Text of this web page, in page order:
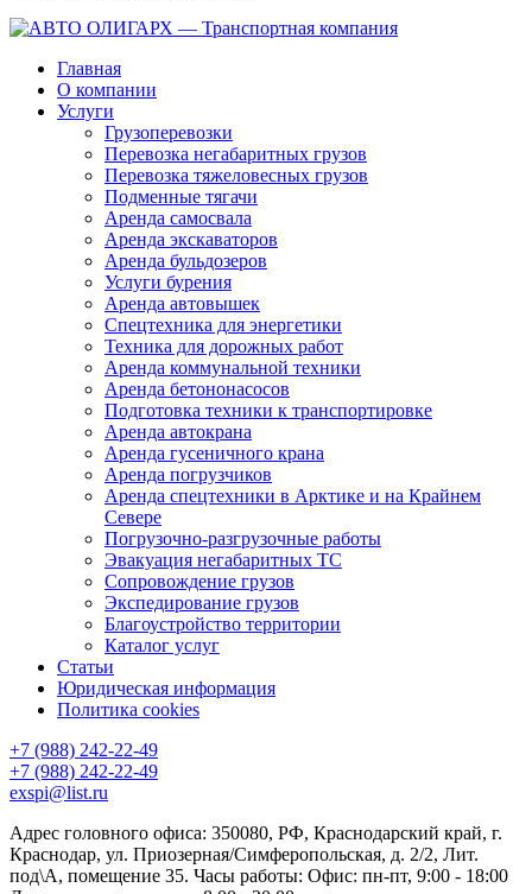
Главная
О компании
Услуги
Грузоперевозки
Перевозка негабаритных грузов
Перевозка тяжеловесных грузов
Подменные тягачи
Аренда самосвала
Аренда экскаваторов
Аренда бульдозеров
Услуги бурения
Аренда автовышек
Спецтехника для энергетики
Техника для дорожных работ
Аренда коммунальной техники
Аренда бетононасосов
Подготовка техники к транспортировке
Аренда автокрана
Аренда гусеничного крана
Аренда погрузчиков
Аренда спецтехники в Арктике и на Крайнем
Севере
Погрузочно-разгрузочные работы
Эвакуация негабаритных ТС
Сопровождение грузов
Экспедирование грузов
Благоустройство территории
Каталог услуг
Статьи
Юридическая информация
Политика cookies
+7 (988) 242-22-49
+7 (988) 242-22-49
exspi@list.ru
Адрес головного офиса: 350080, РФ, Краснодарский край, г.
Краснодар, ул. Приозерная/Симферопольская, д. 2/2, Лит.
под\А, помещение 35. Часы работы: Офис: пн-пт, 9:00 - 18:00